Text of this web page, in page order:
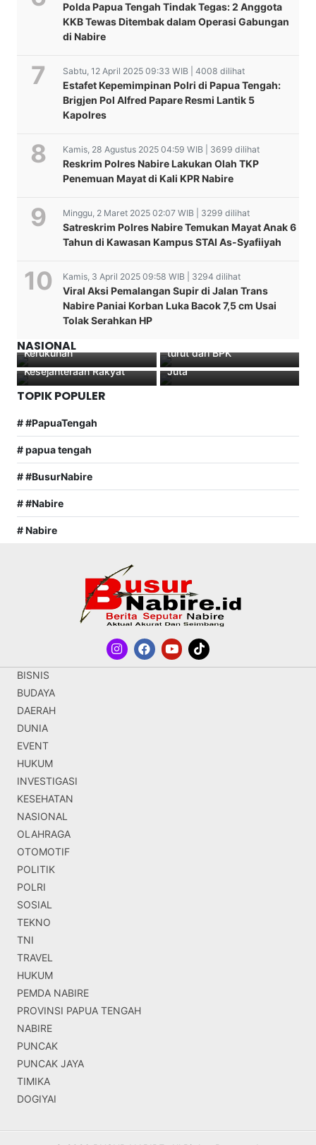
Polda Papua Tengah Tindak Tegas: 2 Anggota
KKB Tewas Ditembak dalam Operasi Gabungan
di Nabire
Sabtu, 12 April 2025 09:33 WIB | 4008 dilihat
Estafet Kepemimpinan Polri di Papua Tengah:
Brigjen Pol Alfred Papare Resmi Lantik 5
Kapolres
Kamis, 28 Agustus 2025 04:59 WIB | 3699 dilihat
Reskrim Polres Nabire Lakukan Olah TKP
Penemuan Mayat di Kali KPR Nabire
Minggu, 2 Maret 2025 02:07 WIB | 3299 dilihat
Satreskrim Polres Nabire Temukan Mayat Anak 6
Tahun di Kawasan Kampus STAI As-Syafiiyah
Kamis, 3 April 2025 09:58 WIB | 3294 dilihat
Viral Aksi Pemalangan Supir di Jalan Trans
Nabire Paniai Korban Luka Bacok 7,5 cm Usai
Tolak Serahkan HP
NASIONAL
FKUB Nabire Gelar
Kerukunan
turut dari BPK
Dana Otsus Papua 2026
Melonjak, Pusat dan
Daerah Sepakat Percepat
Kesejahteraan Rakyat
Respon Cepat Polisi
Kerugian Capai Rp300
Juta
TOPIK POPULER
# #PapuaTengah
# papua tengah
# #BusurNabire
# #Nabire
# Nabire
BISNIS
BUDAYA
DAERAH
DUNIA
EVENT
HUKUM
INVESTIGASI
KESEHATAN
NASIONAL
OLAHRAGA
OTOMOTIF
POLITIK
POLRI
SOSIAL
TEKNO
TNI
TRAVEL
HUKUM
PEMDA NABIRE
PROVINSI PAPUA TENGAH
NABIRE
PUNCAK
PUNCAK JAYA
TIMIKA
DOGIYAI